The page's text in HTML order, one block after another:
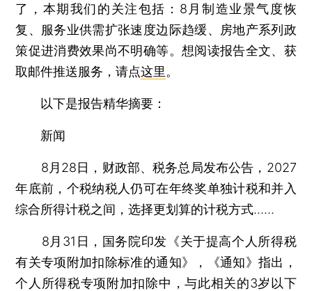
了，本期我们的关注包括：8月制造业景气度恢
复、服务业供需扩张速度边际趋缓、房地产系列政
策促进消费效果尚不明确等。想阅读报告全文、获
取邮件推送服务，请点这里。
以下是报告精华摘要：
新闻
8月28日，财政部、税务总局发布公告，2027
年底前，个税纳税人仍可在年终奖单独计税和并入
综合所得计税之间，选择更划算的计税方式……
8月31日，国务院印发《关于提高个人所得税
有关专项附加扣除标准的通知》，《通知》指出，
个人所得税专项附加扣除中，与此相关的3岁以下